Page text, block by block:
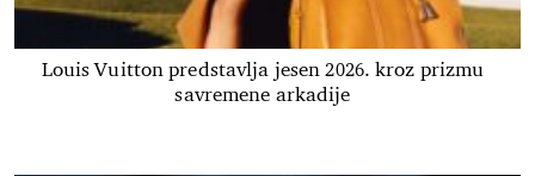
Louis Vuitton predstavlja jesen 2026. kroz prizmu
savremene arkadije